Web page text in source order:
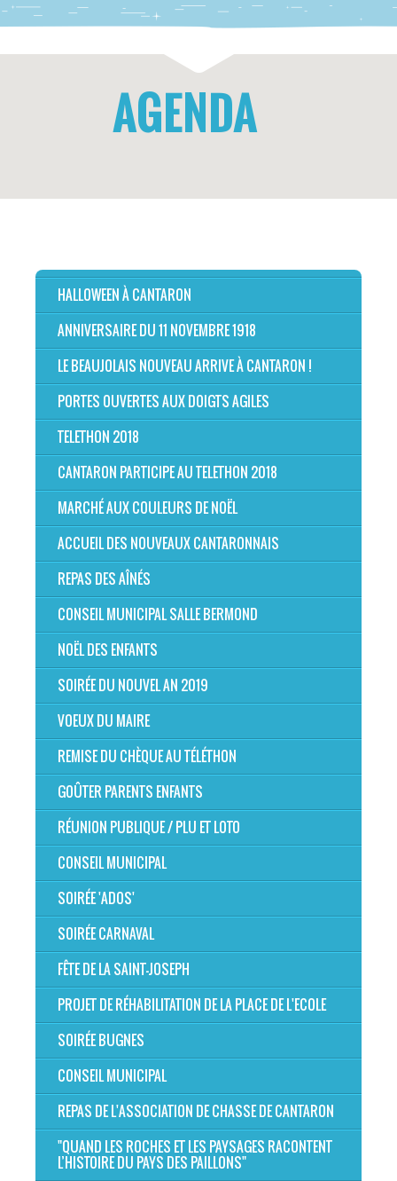
AGENDA
HALLOWEEN À CANTARON
ANNIVERSAIRE DU 11 NOVEMBRE 1918
LE BEAUJOLAIS NOUVEAU ARRIVE À CANTARON !
PORTES OUVERTES AUX DOIGTS AGILES
TELETHON 2018
CANTARON PARTICIPE AU TELETHON 2018
MARCHÉ AUX COULEURS DE NOËL
ACCUEIL DES NOUVEAUX CANTARONNAIS
REPAS DES AÎNÉS
CONSEIL MUNICIPAL SALLE BERMOND
NOËL DES ENFANTS
SOIRÉE DU NOUVEL AN 2019
VOEUX DU MAIRE
REMISE DU CHÈQUE AU TÉLÉTHON
GOÛTER PARENTS ENFANTS
RÉUNION PUBLIQUE / PLU ET LOTO
CONSEIL MUNICIPAL
SOIRÉE 'ADOS'
SOIRÉE CARNAVAL
FÊTE DE LA SAINT-JOSEPH
PROJET DE RÉHABILITATION DE LA PLACE DE L'ECOLE
SOIRÉE BUGNES
CONSEIL MUNICIPAL
REPAS DE L'ASSOCIATION DE CHASSE DE CANTARON
"QUAND LES ROCHES ET LES PAYSAGES RACONTENT
L’HISTOIRE DU PAYS DES PAILLONS"